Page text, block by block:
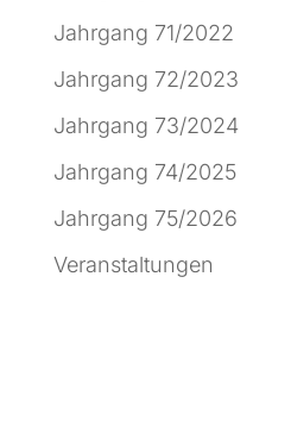
Jahrgang 71/2022
Jahrgang 72/2023
Jahrgang 73/2024
Jahrgang 74/2025
Jahrgang 75/2026
Veranstaltungen